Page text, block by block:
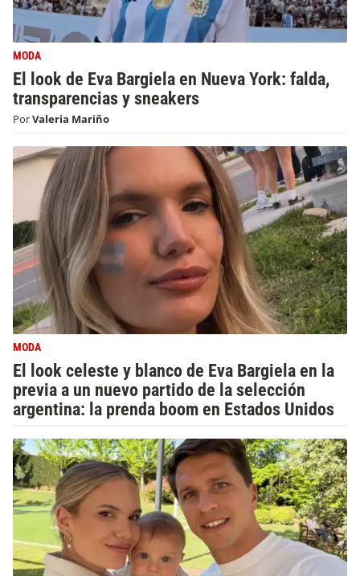
MODA
El look de Eva Bargiela en Nueva York: falda,
transparencias y sneakers
PorValeria Mariño
MODA
El look celeste y blanco de Eva Bargiela en la
previa a un nuevo partido de la selección
argentina: la prenda boom en Estados Unidos